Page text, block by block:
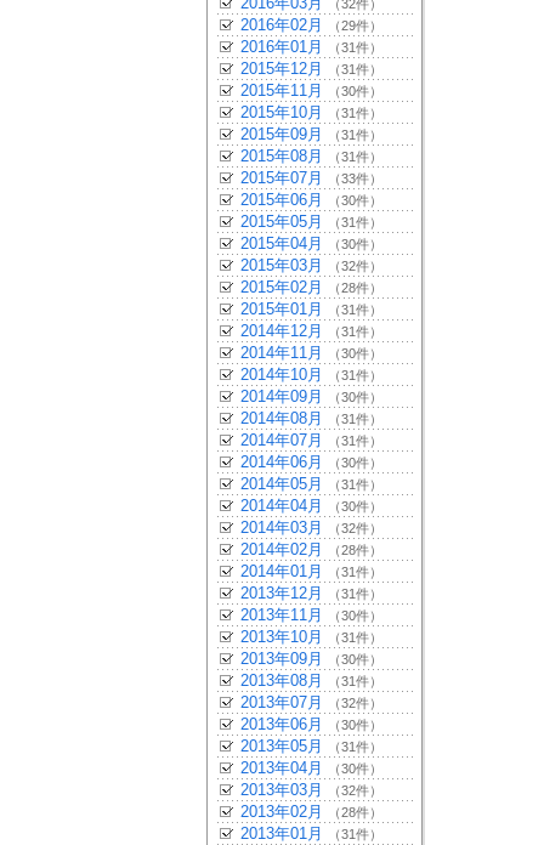
（32件）
2016年02月 （29件）
2016年01月 （31件）
2015年12月 （31件）
2015年11月 （30件）
2015年10月 （31件）
2015年09月 （31件）
2015年08月 （31件）
2015年07月 （33件）
2015年06月 （30件）
2015年05月 （31件）
2015年04月 （30件）
2015年03月 （32件）
2015年02月 （28件）
2015年01月 （31件）
2014年12月 （31件）
2014年11月 （30件）
2014年10月 （31件）
2014年09月 （30件）
2014年08月 （31件）
2014年07月 （31件）
2014年06月 （30件）
2014年05月 （31件）
2014年04月 （30件）
2014年03月 （32件）
2014年02月 （28件）
2014年01月 （31件）
2013年12月 （31件）
2013年11月 （30件）
2013年10月 （31件）
2013年09月 （30件）
2013年08月 （31件）
2013年07月 （32件）
2013年06月 （30件）
2013年05月 （31件）
2013年04月 （30件）
2013年03月 （32件）
2013年02月 （28件）
2013年01月 （31件）